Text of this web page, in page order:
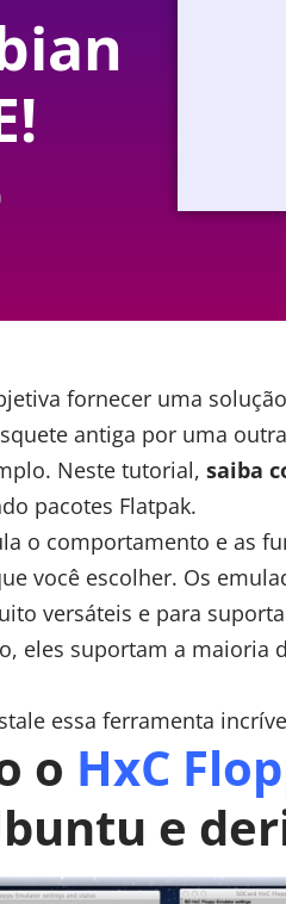
fornecer uma
antiga por uma
Neste tutorial, saiba
pacotes Flatpak.
o comportamento e as
você escolher. Os
versáteis e para
eles suportam a maioria
essa ferramenta
o HxC
e